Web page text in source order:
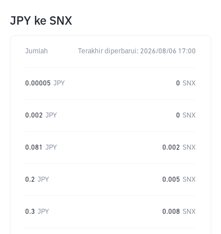
JPY ke SNX
Jumlah Terakhir diperbarui: 2026/08/06 17:00
0.00005 JPY 0 SNX
0.002 JPY 0 SNX
0.081 JPY 0.002 SNX
0.2 JPY 0.005 SNX
0.3 JPY 0.008 SNX